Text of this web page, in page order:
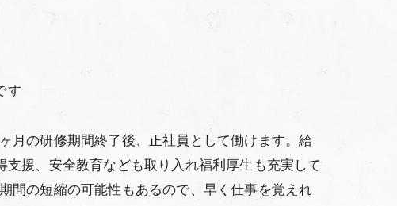
す
月の研修期間終了後、正社員として働けます。給
援、安全教育なども取り入れ福利厚生も充実して
間の短縮の可能性もあるので、早く仕事を覚えれ